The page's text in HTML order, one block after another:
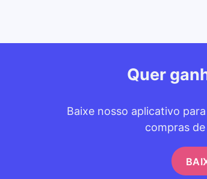
Quer
Baixe nosso aplicativo
compras